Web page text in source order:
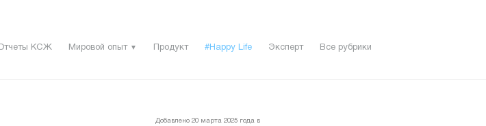
КСЖ Мировой опыт ▼ Продукт #Happy Life Эксперт Все рубрики
Добавлено 20 мартa 2025 года в